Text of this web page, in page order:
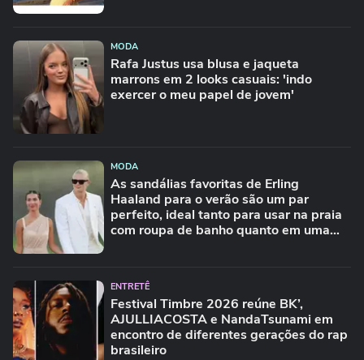
MODA
Rafa Justus usa blusa e jaqueta
marrons em 2 looks casuais: 'indo
exercer o meu papel de jovem'
MODA
As sandálias favoritas de Erling
Haaland para o verão são um par
perfeito, ideal tanto para usar na praia
com roupa de banho quanto em uma
ENTRETÊ
Festival Timbre 2026 reúne BK’,
AJULLIACOSTA e NandaTsunami em
encontro de diferentes gerações do rap
brasileiro